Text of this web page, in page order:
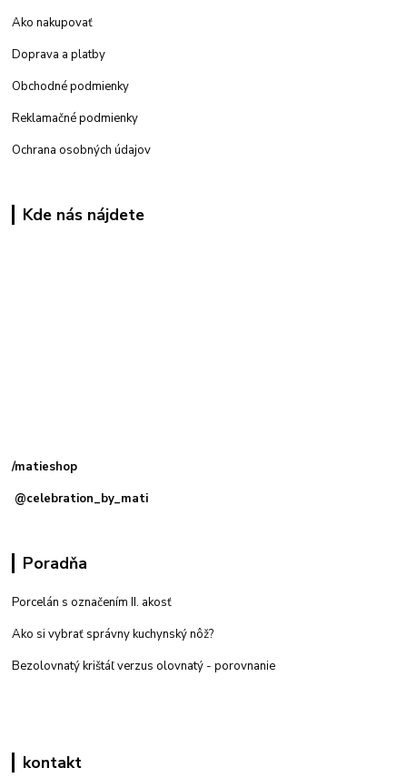
Ako nakupovať
Doprava a platby
Obchodné podmienky
Reklamačné podmienky
Ochrana osobných údajov
Kde nás nájdete
/matieshop
@celebration_by_mati
Poradňa
Porcelán s označením II. akosť
Ako si vybrať správny kuchynský nôž?
Bezolovnatý krištáľ verzus olovnatý - porovnanie
kontakt